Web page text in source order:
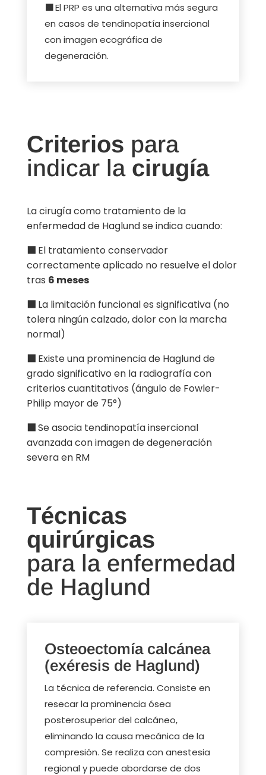
🟩El PRP es una alternativa más segura
en casos de tendinopatía insercional
con imagen ecográfica de
degeneración.
Criterios para
indicar la cirugía
La cirugía como tratamiento de la
enfermedad de Haglundse indica cuando:
⬛ El tratamiento conservador
correctamente aplicado no resuelve el dolor
tras 6 meses
⬛ La limitación funcional es significativa (no
tolera ningún calzado, dolor con la marcha
normal)
⬛ Existe una prominencia de Haglund de
grado significativo en la radiografía con
criterios cuantitativos (ángulo de Fowler-
Philip mayor de 75°)
⬛Se asocia tendinopatía insercional
avanzada con imagen de degeneración
severa en RM
Técnicas
quirúrgicas
para la enfermedad
de Haglund
Osteoectomía calcánea
(exéresis de Haglund)
La técnica de referencia. Consiste en
resecar la prominencia ósea
posterosuperior del calcáneo,
eliminando la causa mecánica de la
compresión. Se realiza con anestesia
regional y puede abordarse de dos